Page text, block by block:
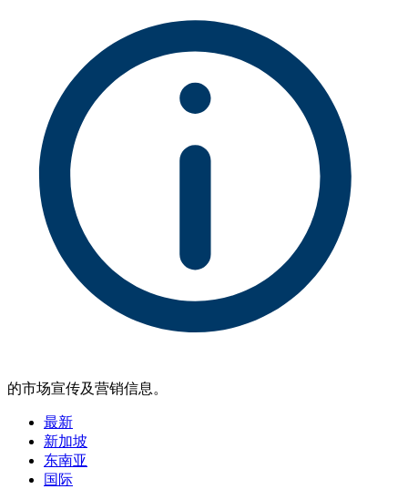
的市场宣传及营销信息。
最新
新加坡
东南亚
国际